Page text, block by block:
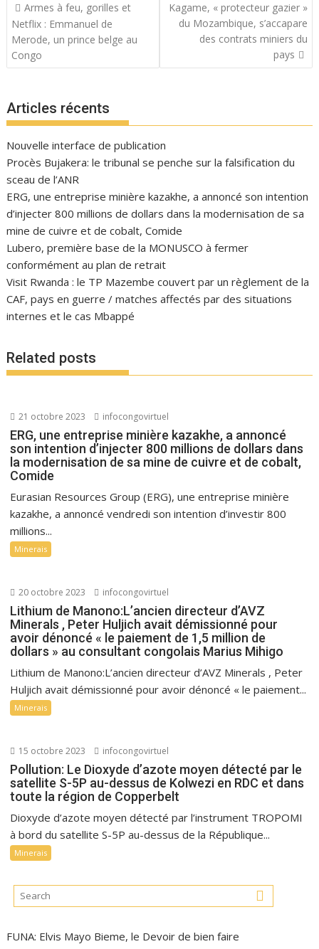
de
l’article
Armes à feu, gorilles et
Netflix : Emmanuel de
Merode, un prince belge au
Congo
Kagame, « protecteur gazier »
du Mozambique, s’accapare
des contrats miniers du
pays
Articles récents
Nouvelle interface de publication
Procès Bujakera: le tribunal se penche sur la falsification du
sceau de l’ANR
ERG, une entreprise minière kazakhe, a annoncé son intention
d’injecter 800 millions de dollars dans la modernisation de sa
mine de cuivre et de cobalt, Comide
Lubero, première base de la MONUSCO à fermer
conformément au plan de retrait
Visit Rwanda : le TP Mazembe couvert par un règlement de la
CAF, pays en guerre / matches affectés par des situations
internes et le cas Mbappé
Related posts
21 octobre 2023 infocongovirtuel
ERG, une entreprise minière kazakhe, a annoncé
son intention d’injecter 800 millions de dollars dans
la modernisation de sa mine de cuivre et de cobalt,
Comide
Eurasian Resources Group (ERG), une entreprise minière
kazakhe, a annoncé vendredi son intention d’investir 800
millions...
Minerais
20 octobre 2023 infocongovirtuel
Lithium de Manono:L’ancien directeur d’AVZ
Minerals , Peter Huljich avait démissionné pour
avoir dénoncé « le paiement de 1,5 million de
dollars » au consultant congolais Marius Mihigo
Lithium de Manono:L’ancien directeur d’AVZ Minerals , Peter
Huljich avait démissionné pour avoir dénoncé « le paiement...
Minerais
15 octobre 2023 infocongovirtuel
Pollution: Le Dioxyde d’azote moyen détecté par le
satellite S-5P au-dessus de Kolwezi en RDC et dans
toute la région de Copperbelt
Dioxyde d’azote moyen détecté par l’instrument TROPOMI
à bord du satellite S-5P au-dessus de la République...
Minerais
FUNA: Elvis Mayo Bieme, le Devoir de bien faire